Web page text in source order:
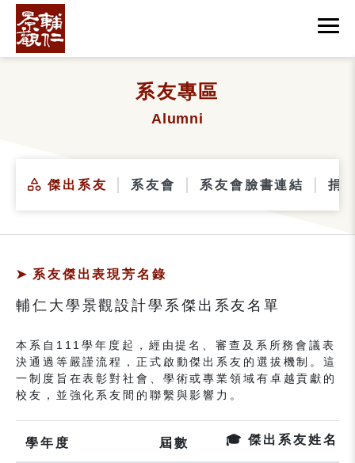
系友專區
Alumni
傑出系友 系友會 系友會臉書連結 捐
系友傑出表現芳名錄
輔仁大學景觀設計學系傑出系友名單
本系自111學年度起，經由提名、審查及系所務會議表
決通過等嚴謹流程，正式啟動傑出系友的選拔機制。這
一制度旨在表彰對社會、學術或專業領域有卓越貢獻的
校友，並強化系友間的聯繫與影響力。
學年度 屆數 🎓 傑出系友姓名